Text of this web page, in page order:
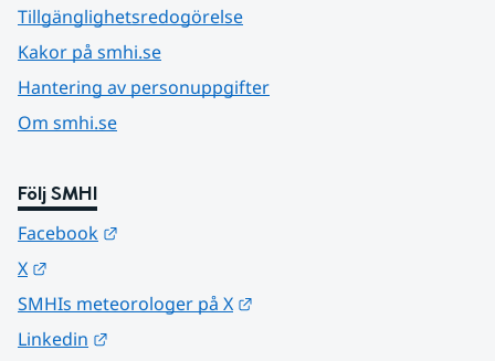
Tillgänglighetsredogörelse
Kakor på smhi.se
Hantering av personuppgifter
Om smhi.se
Följ SMHI
Facebook
X
SMHIs meteorologer på X
Linkedin